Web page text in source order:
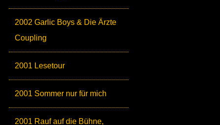
2002 Garlic Boys & Die Ärzte
Coupling
2001 Lesetour
2001 Sommer nur für mich
2001 Rauf auf die Bühne,